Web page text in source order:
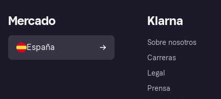
Klarna
Sobre nosotros
Carreras
Legal
Prensa
Mercado
España